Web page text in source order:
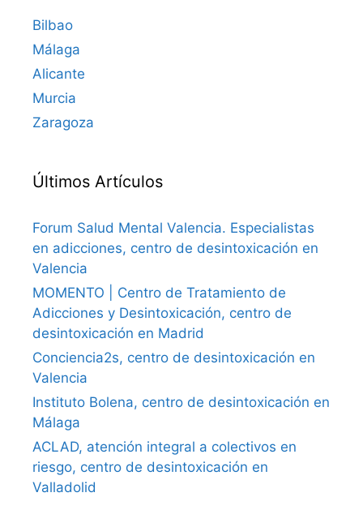
Bilbao
Málaga
Alicante
Murcia
Zaragoza
Últimos Artículos
Forum Salud Mental Valencia. Especialistas
en adicciones, centro de desintoxicación en
Valencia
MOMENTO | Centro de Tratamiento de
Adicciones y Desintoxicación, centro de
desintoxicación en Madrid
Conciencia2s, centro de desintoxicación en
Valencia
Instituto Bolena, centro de desintoxicación en
Málaga
ACLAD, atención integral a colectivos en
riesgo, centro de desintoxicación en
Valladolid